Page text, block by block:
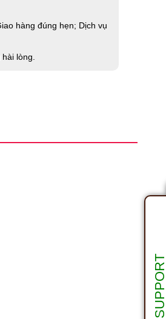
hàng đúng hẹn; Dịch vụ
lòng.